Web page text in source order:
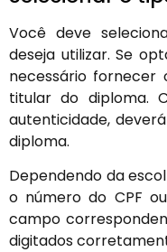
Você deve
deseja utilizar. Se
necessário fornecer
titular do diploma.
autenticidade,
diploma.
Dependendo da
o número do CPF
campo
digitados